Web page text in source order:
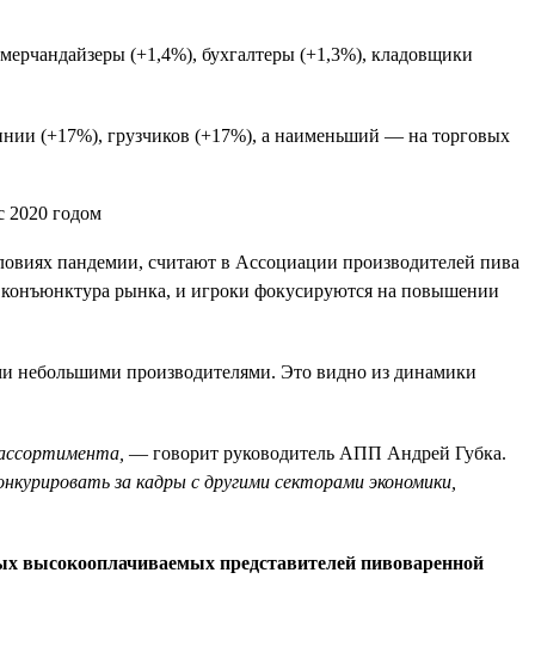
(+1,4%), бухгалтеры (+1,3%), кладовщики
(+17%), грузчиков (+17%), а наименьший — на торговых
пандемии, считают в Ассоциации производителей пива
конъюнктура рынка, и игроки фокусируются на повышении
небольшими производителями. Это видно из динамики
— говорит руководитель АПП Андрей Губка.
за кадры с другими секторами экономики,
высокооплачиваемых представителей пивоваренной